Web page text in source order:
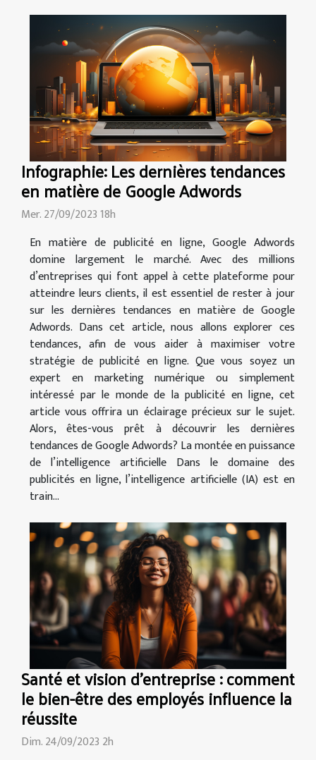
Infographie: Les dernières tendances
en matière de Google Adwords
Mer. 27/09/2023 18h
En matière de publicité en ligne, Google Adwords
domine largement le marché. Avec des millions
d’entreprises qui font appel à cette plateforme pour
atteindre leurs clients, il est essentiel de rester à jour
sur les dernières tendances en matière de Google
Adwords. Dans cet article, nous allons explorer ces
tendances, afin de vous aider à maximiser votre
stratégie de publicité en ligne. Que vous soyez un
expert en marketing numérique ou simplement
intéressé par le monde de la publicité en ligne, cet
article vous offrira un éclairage précieux sur le sujet.
Alors, êtes-vous prêt à découvrir les dernières
tendances de Google Adwords? La montée en puissance
de l’intelligence artificielle Dans le domaine des
publicités en ligne, l’intelligence artificielle (IA) est en
train...
Santé et vision d'entreprise : comment
le bien-être des employés influence la
réussite
Dim. 24/09/2023 2h